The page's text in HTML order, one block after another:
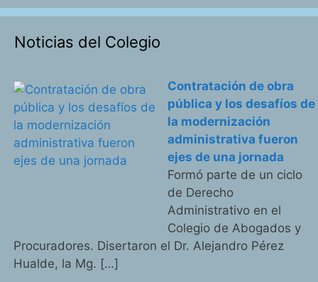
Noticias del Colegio
Contratación de obra
pública y los desafíos de
la modernización
administrativa fueron
ejes de una jornada
Formó parte de un ciclo
de Derecho
Administrativo en el
Colegio de Abogados y
Procuradores. Disertaron el Dr. Alejandro Pérez
Hualde, la Mg. […]